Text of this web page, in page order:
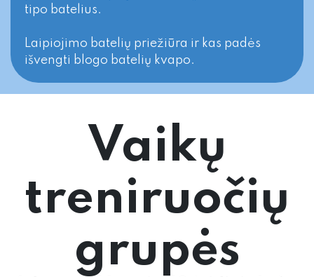
tipo batelius.
Laipiojimo batelių priežiūra ir kas padės
išvengti blogo batelių kvapo.
Vaikų
treniruočių
grupės